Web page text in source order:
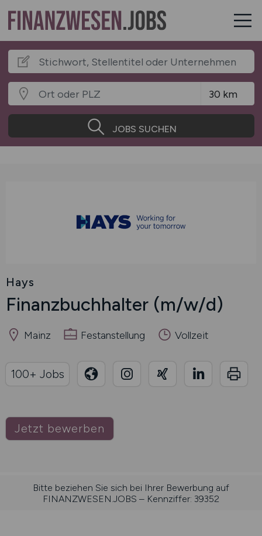
JOBS SUCHEN
Hays
Finanzbuchhalter (m/w/d)
Mainz Festanstellung Vollzeit
Jetzt bewerben
100+ Jobs
Bitte beziehen Sie sich bei Ihrer Bewerbung auf
FINANZWESEN.JOBS – Kennziffer: 39352